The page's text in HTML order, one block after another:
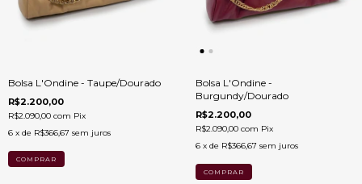
Bolsa L'Ondine - Taupe/Dourado
R$2.200,00
R$2.090,00 com Pix
6 x de R$366,67 sem juros
Bolsa L'Ondine -
Burgundy/Dourado
R$2.200,00
R$2.090,00 com Pix
6 x de R$366,67 sem juros